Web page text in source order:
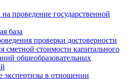
проведение государственной
база
проверки достоверности
сметной стоимости капитального
общеобразовательных
экспертизы в отношении